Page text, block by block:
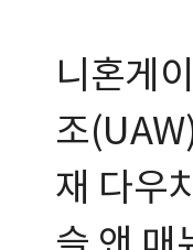
니혼게
조
재 다우